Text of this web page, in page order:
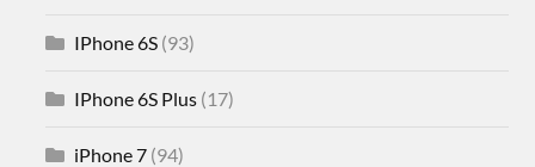
IPhone 6S (93)
IPhone 6S Plus (17)
iPhone 7 (94)